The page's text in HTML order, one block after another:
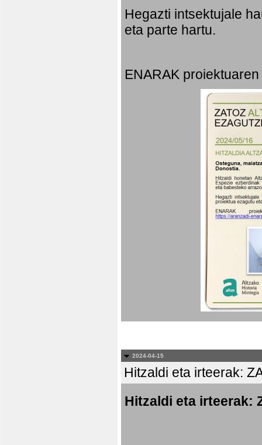
Hegazti intsektujale
eta parte hartu.
ENARAK
2024-04-15
Hitzaldi eta irteerak:
Hitzaldi eta irteerak: